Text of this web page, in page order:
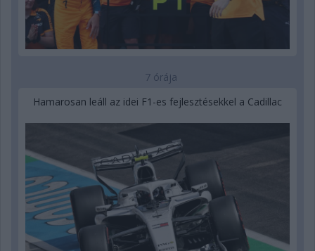
7 órája
Hamarosan leáll az idei F1-es fejlesztésekkel a Cadillac